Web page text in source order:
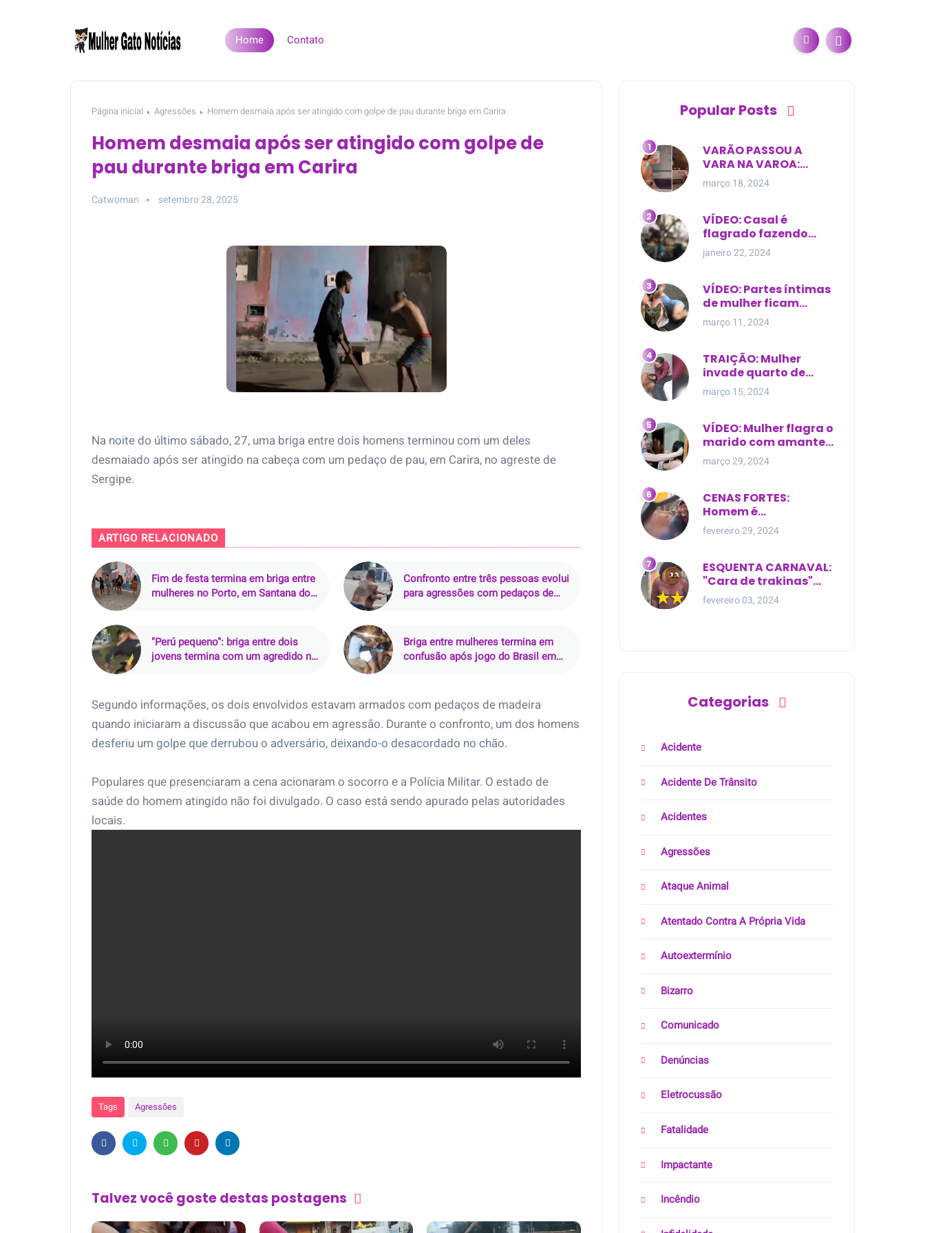
Home Contato
Página inicial Agressões Homem desmaia após ser atingido com golpe de pau durante briga em Carira
Homem desmaia após ser atingido com golpe de
pau durante briga em Carira
Catwoman setembro 28, 2025
Na noite do último sábado, 27, uma briga entre dois homens terminou com um deles
desmaiado após ser atingido na cabeça com um pedaço de pau, em Carira, no agreste de
Sergipe.
ARTIGO RELACIONADO
Fim de festa termina em briga entre
mulheres no Porto, em Santana do
Confronto entre três pessoas evolui
para agressões com pedaços de
"Perú pequeno": briga entre dois
jovens termina com um agredido no
Briga entre mulheres termina em
confusão após jogo do Brasil em
Segundo informações, os dois envolvidos estavam armados com pedaços de madeira
quando iniciaram a discussão que acabou em agressão. Durante o confronto, um dos homens
desferiu um golpe que derrubou o adversário, deixando-o desacordado no chão.
Populares que presenciaram a cena acionaram o socorro e a Polícia Militar. O estado de
saúde do homem atingido não foi divulgado. O caso está sendo apurado pelas autoridades
locais.
Tags Agressões
Talvez você goste destas postagens
Popular Posts
VARÃO PASSOU A
VARA NA VAROA:
Esposa de pregador
evangélico descobre
extra-conjugal
março 18, 2024
VÍDEO: Casal é
flagrado fazendo
sexo dentro de
cemitério, em cima de
janeiro 22, 2024
VÍDEO: Partes íntimas
de mulher ficam
expostas durante
briga em Manaus
março 11, 2024
TRAIÇÃO: Mulher
invade quarto de
motel e encontra o
marido com outra na
março 15, 2024
VÍDEO: Mulher flagra o
marido com amante
dentro da própria
residência
março 29, 2024
CENAS FORTES:
Homem é
brutalmente atacado
e morto a golpes de
fevereiro 29, 2024
ESQUENTA CARNAVAL:
"Cara de trakinas"
dança seminua no
meio da rua na Bahia
fevereiro 03, 2024
Categorias
Acidente
Acidente De Trânsito
Acidentes
Agressões
Ataque Animal
Atentado Contra A Própria Vida
Autoextermínio
Bizarro
Comunicado
Denúncias
Eletrocussão
Fatalidade
Impactante
Incêndio